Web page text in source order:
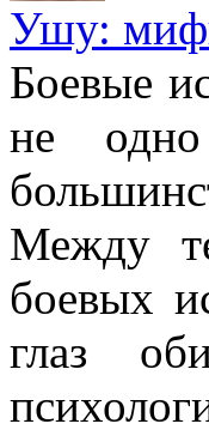
Ушу:
Боевые
не
Между
боевых
глаз